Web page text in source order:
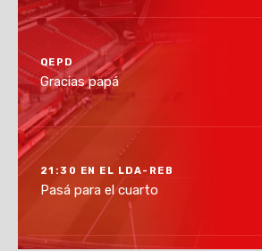
QEPD
Gracias papá
21:30 EN EL LDA-REB
Pasá para el cuarto